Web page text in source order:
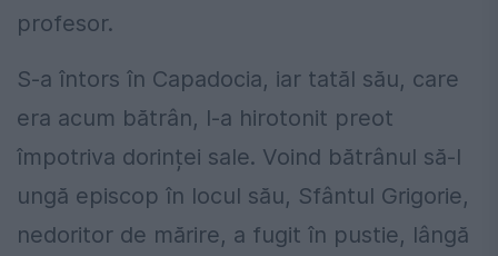
profesor.
S-a întors în Capadocia, iar tatăl său, care
era acum bătrân, l-a hirotonit preot
împotriva dorinței sale. Voind bătrânul să-l
ungă episcop în locul său, Sfântul Grigorie,
nedoritor de mărire, a fugit în pustie, lângă